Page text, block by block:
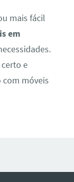
mais fácil
em
e
móveis